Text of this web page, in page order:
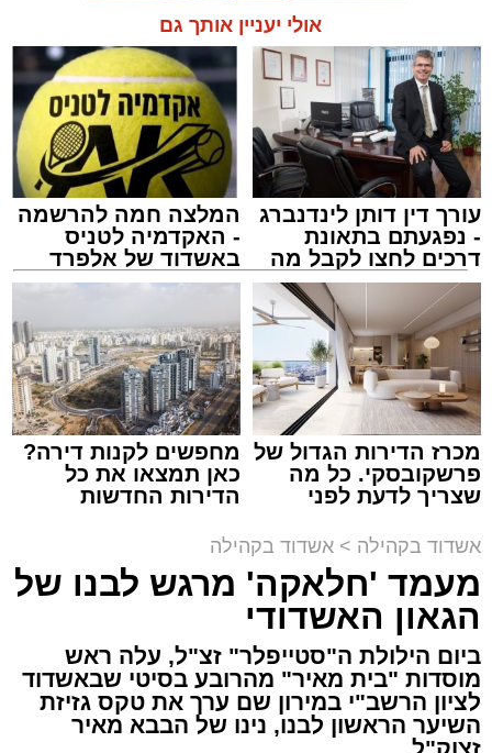
תגים:אשדוד, מעגלים דודי קאליש
זה היה ארוע יוצא דופן. בלי מילים.
במשך שעות ארוכות של ליל שישי, נהנו המונים
מתושבי אשדוד מהארוע המרכזי של 'מעגלים'.
ואכן, כפי שהובטח, לא היה מדובר במופע שגרתי,
אלא במעמד של טיש חסידי אותנטי, שהצליח
לסחוף אליו את ההמונים מעומק ימי החולין - אל
תוך האווירה השבתית של חצרות הקודש.
אולי יעניין אותך גם
עורך דין דותן לינדנברג
- נפגעתם בתאונת
דרכים לחצו לקבל מה
שמגיע לכם
המלצה חמה להרשמה
- האקדמיה לטניס
באשדוד של אלפרד
קריאולנסקי - לילדים
מכרז הדירות הגדול של
פרשקובסקי. כל מה
שצריך לדעת לפני
באשדוד
מחפשים לקנות דירה?
כאן תמצאו את כל
הדירות החדשות
אשדוד בקהילה > אשדוד בקהילה
מעמד 'חלאקה' מרגש לבנו של
הגאון האשדודי
ביום הילולת ה"סטייפלר" זצ"ל, עלה ראש
מוסדות "בית מאיר" מהרובע בסיטי שבאשדוד
לציון הרשב"י במירון שם ערך את טקס גזיזת
השיער הראשון לבנו, נינו של הבבא מאיר